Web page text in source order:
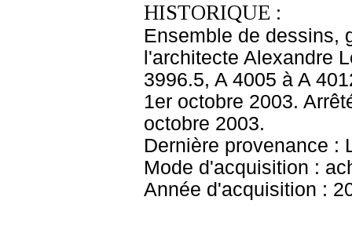
HISTORIQUE :
Ensemble de dessins,
l'architecte Alexandre
3996.5, A 4005 à A
1er octobre 2003.
octobre 2003.
Dernière provenance :
Mode d'acquisition :
Année d'acquisition :